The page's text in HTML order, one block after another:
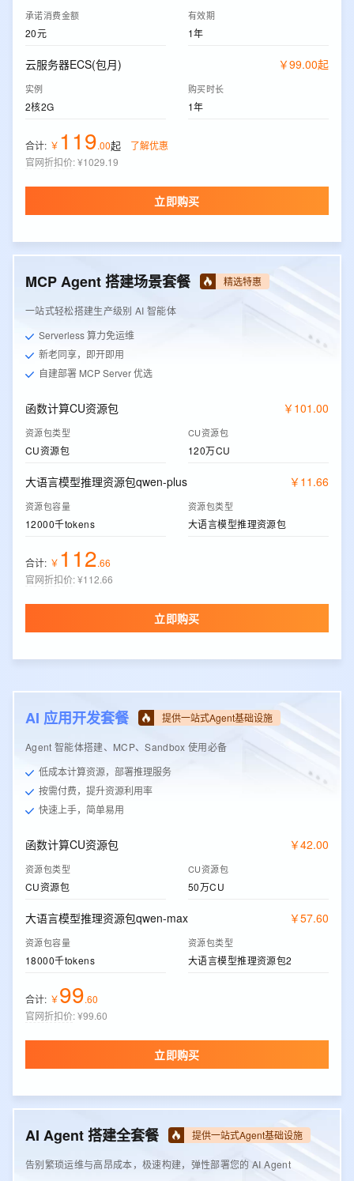
承诺消费金额
20元
有效期
1年
云服务器ECS(包月) ￥99.00起
实例
2核2G
购买时长
1年
合计: ￥ 119.00起
了解优惠
官网折扣价:¥1029.19
立即购买
MCP Agent 搭建场景套餐 精选特惠
一站式轻松搭建生产级别 AI 智能体
Serverless 算力免运维
新老同享，即开即用
自建部署 MCP Server 优选
函数计算CU资源包 ￥ 101 .00
资源包类型
CU资源包
CU资源包
120万CU
大语言模型推理资源包qwen-plus ￥ 11 .66
资源包容量
12000千tokens
资源包类型
大语言模型推理资源包
合计: ￥ 112.66
官网折扣价:¥112.66
立即购买
AI 应用开发套餐 提供一站式Agent基础设施
Agent 智能体搭建、MCP、Sandbox 使用必备
低成本计算资源，部署推理服务
按需付费，提升资源利用率
快速上手，简单易用
函数计算CU资源包 ￥42.00
资源包类型
CU资源包
CU资源包
50万CU
大语言模型推理资源包qwen-max ￥57.60
资源包容量
18000千tokens
资源包类型
大语言模型推理资源包2
合计: ￥99.60
官网折扣价:¥99.60
立即购买
AI Agent 搭建全套餐 提供一站式Agent基础设施
告别繁琐运维与高昂成本，极速构建，弹性部署您的 AI Agent